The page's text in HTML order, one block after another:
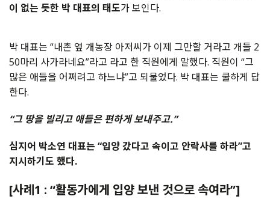
이 없는 듯한 박 대표의 태도가 보인다.
박 대표는 “내촌 옆 개농장 아저씨가 이제 그만할 거라고 개들 2
50마리 사가라네요”라고 라고 한 직원에게 말했다. 직원이 “그
많은 애들을 어쩌려고 하느냐”고 되물었다. 박 대표는 쿨하게 답
한다.
“그 땅을 빌리고 애들은 편하게 보내주고.”
심지어 박소연 대표는 “입양 갔다고 속이고 안락사를 하라”고
지시하기도 했다.
[사례1 : “활동가에게 입양 보낸 것으로 속여라”]